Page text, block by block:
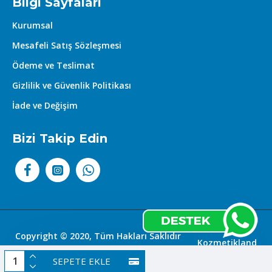
SEPETE EKLE
ferah bir başlangıç sunar.
- **Orta Notalar:**
- **Yasemin:** Feminen ve zarif
bir dokunuş ile parfümün
- **Çiçeksi Notalar:** Derin ve
zarif bir hava ekleyerek zenginlik
kazandırır.
- **Öd Ağacı (Oud):**
Parfümdeki gizemi artırarak
etkileyiciliği güçlendirir.
Kurumsal
Mesafeli Satış Sözleşmesi
Ödeme ve Teslimat
Gizlilik ve Güvenlik Politikası
İade ve Değişim
Bizi Takip Edin
Copyright © 2020, Tüm Hakları Saklıdır
|
Kozmetikland